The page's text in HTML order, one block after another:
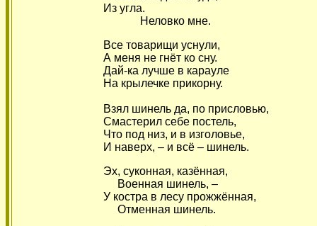
Из угла.
Неловко мне.
Все товарищи уснули,
А меня не гнёт ко сну.
Дай-ка лучше в карауле
На крылечке прикорну.
Взял шинель да, по присловью,
Смастерил себе постель,
Что под низ, и в изголовье,
И наверх, – и всё – шинель.
Эх, суконная, казённая,
Военная шинель, –
У костра в лесу прожжённая,
Отменная шинель.